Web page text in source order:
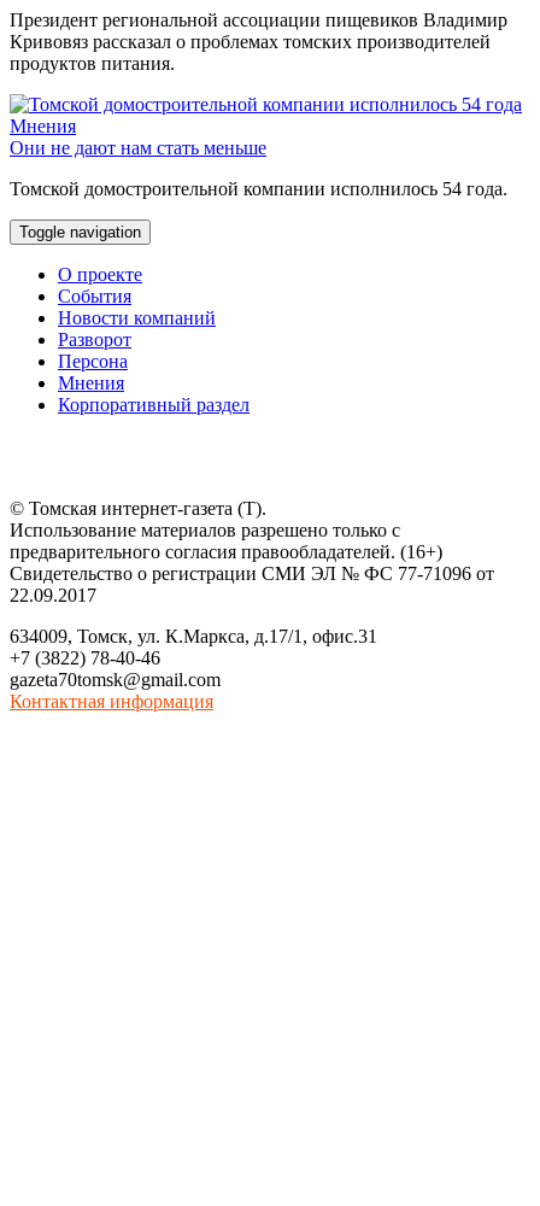
Президент региональной ассоциации пищевиков Владимир
Кривовяз рассказал о проблемах томских производителей
продуктов питания.
Мнения
Они не дают нам стать меньше
Томской домостроительной компании исполнилось 54 года.
Toggle navigation
О проекте
События
Новости компаний
Разворот
Персона
Мнения
Корпоративный раздел
© Томская интернет-газета (Т).
Использование материалов разрешено только с
предварительного согласия правообладателей. (16+)
Свидетельство о регистрации СМИ ЭЛ № ФС 77-71096 от
22.09.2017
634009, Томск, ул. К.Маркса, д.17/1, офис.31
+7 (3822) 78-40-46
gazeta70tomsk@gmail.com
Контактная информация